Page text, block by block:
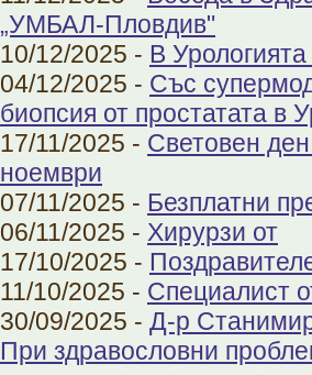
„УМБАЛ-Пловдив"
10/12/2025 - В
04/12/2025 - Със
биопсия от простатата в
17/11/2025 - Световен
ноември
07/11/2025 - Безплатни
06/11/2025 - Хирурзи от
17/10/2025 -
11/10/2025 - Специалист
30/09/2025 - Д-р
При здравословни